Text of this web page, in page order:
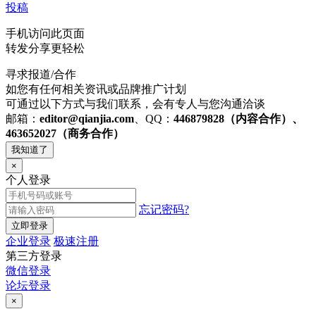
投稿
手机访问此页面
转发分享更轻松
寻求报道/合作
如您有任何相关资讯或品牌推广计划
可通过以下方式与我们联系，会有专人与您沟通洽谈
邮箱： editor@qianjia.com 、QQ： 446879828（内容合作）、
463652027（商务合作）
我知道了
×
个人登录
忘记密码?
立即登录
企业登录 极速注册
第三方登录
微信登录
论坛登录
×